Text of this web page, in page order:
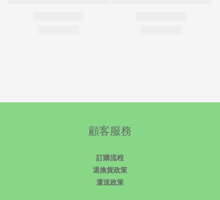
顧客服務
訂購流程
退換貨政策
運送政策